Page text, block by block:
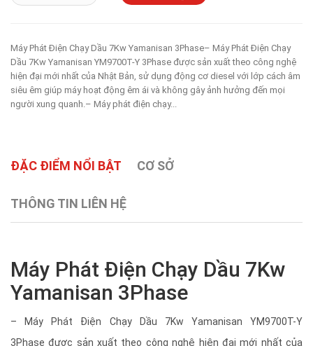
Máy Phát Điện Chạy Dầu 7Kw Yamanisan 3Phase– Máy Phát Điện Chạy
Dầu 7Kw Yamanisan YM9700T-Y 3Phase được sản xuất theo công nghệ
hiện đại mới nhất của Nhật Bản, sử dụng động cơ diesel với lớp cách âm
siêu êm giúp máy hoạt động êm ái và không gây ảnh hưởng đến mọi
người xung quanh.– Máy phát điện chạy...
ĐẶC ĐIỂM NỔI BẬT CƠ SỞ
THÔNG TIN LIÊN HỆ
Máy Phát Điện Chạy Dầu 7Kw
Yamanisan 3Phase
– Máy Phát Điện Chạy Dầu 7Kw Yamanisan YM9700T-Y
3Phase được sản xuất theo công nghệ hiện đại mới nhất của